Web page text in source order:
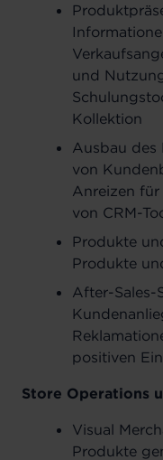
und
Kollektion
Ausbau des
von
Anreizen
von CRM-
Produkte
Produkte
After-Sales-
positiven
Store Operations
Visual
Produkte